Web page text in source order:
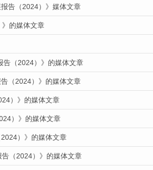
告（2024）》媒体文章
的媒体文章
告（2024）》的媒体文章
（2024）》的媒体文章
）》的媒体文章
）》的媒体文章
）》的媒体文章
（2024）》的媒体文章